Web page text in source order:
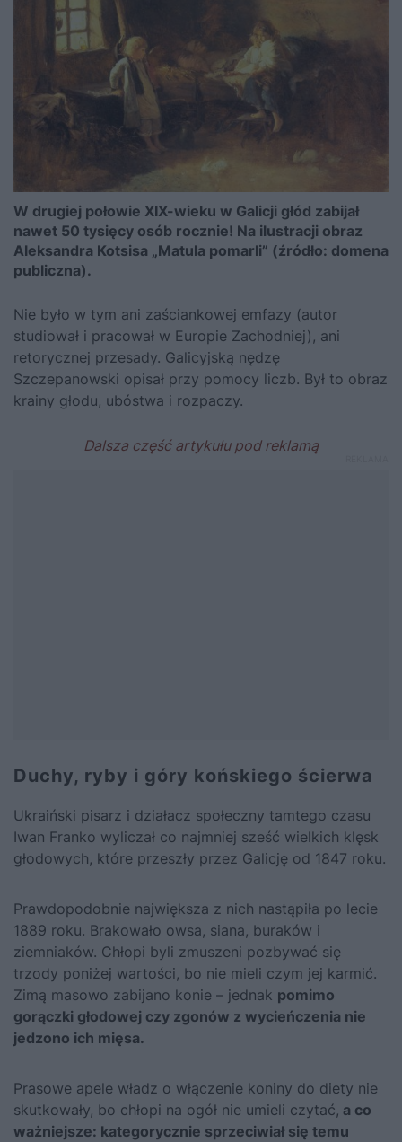
W drugiej połowie XIX-wieku w Galicji głód zabijał
nawet 50 tysięcy osób rocznie! Na ilustracji obraz
Aleksandra Kotsisa „Matula pomarli” (źródło: domena
publiczna).
Nie było w tym ani zaściankowej emfazy (autor
studiował i pracował w Europie Zachodniej), ani
retorycznej przesady. Galicyjską nędzę
Szczepanowski opisał przy pomocy liczb. Był to obraz
krainy głodu, ubóstwa i rozpaczy.
Duchy, ryby i góry końskiego ścierwa
Ukraiński pisarz i działacz społeczny tamtego czasu
Iwan Franko wyliczał co najmniej sześć wielkich klęsk
głodowych, które przeszły przez Galicję od 1847 roku.
Prawdopodobnie największa z nich nastąpiła po lecie
1889 roku. Brakowało owsa, siana, buraków i
ziemniaków. Chłopi byli zmuszeni pozbywać się
trzody poniżej wartości, bo nie mieli czym jej karmić.
Zimą masowo zabijano konie – jednak pomimo
gorączki głodowej czy zgonów z wycieńczenia nie
jedzono ich mięsa.
Prasowe apele władz o włączenie koniny do diety nie
skutkowały, bo chłopi na ogół nie umieli czytać, a co
ważniejsze: kategorycznie sprzeciwiał się temu